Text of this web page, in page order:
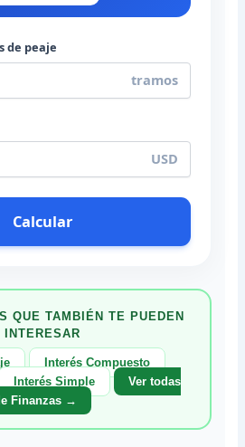
de peaje
tramos
USD
Calcular
QUE TAMBIÉN TE PUEDEN
INTERESAR
Interés Compuesto
Interés Simple
Ver todas
Finanzas →